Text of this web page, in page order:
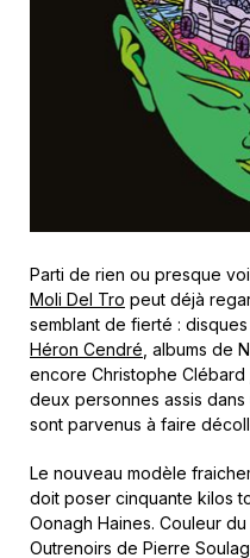
Parti de rien ou presque
Moli Del Tro peut déjà
semblant de fierté :
Héron Cendré , albums de
encore Christophe Clébard
deux personnes assis
sont parvenus à faire
Le nouveau modèle
doit poser cinquante kilos
Oonagh Haines. Couleur
Outrenoirs de Pierre